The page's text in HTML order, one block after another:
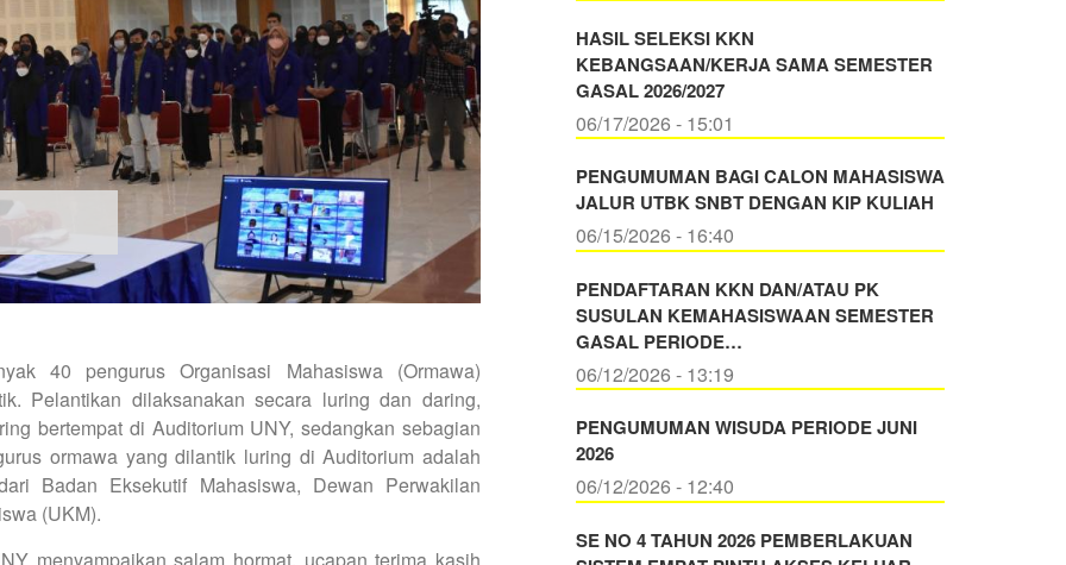
40 pengurus Organisasi Mahasiswa (Ormawa)
Pelantikan dilaksanakan secara luring dan daring,
bertempat di Auditorium UNY, sedangkan sebagian
ormawa yang dilantik luring di Auditorium adalah
Badan Eksekutif Mahasiswa, Dewan Perwakilan
(UKM).
HASIL SELEKSI KKN
KEBANGSAAN/KERJA SAMA SEMESTER
GASAL 2026/2027
06/17/2026 - 15:01
PENGUMUMAN BAGI CALON MAHASISWA
JALUR UTBK SNBT DENGAN KIP KULIAH
06/15/2026 - 16:40
PENDAFTARAN KKN DAN/ATAU PK
SUSULAN KEMAHASISWAAN SEMESTER
GASAL PERIODE…
06/12/2026 - 13:19
PENGUMUMAN WISUDA PERIODE JUNI
2026
06/12/2026 - 12:40
SE NO 4 TAHUN 2026 PEMBERLAKUAN